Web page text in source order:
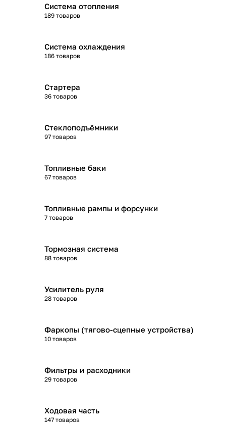
Система отопления
189 товаров
Система охлаждения
186 товаров
Стартера
36 товаров
Стеклоподъёмники
97 товаров
Топливные баки
67 товаров
Топливные рампы и форсунки
7 товаров
Тормозная система
88 товаров
Усилитель руля
28 товаров
Фаркопы (тягово-сцепные устройства)
10 товаров
Фильтры и расходники
29 товаров
Ходовая часть
147 товаров